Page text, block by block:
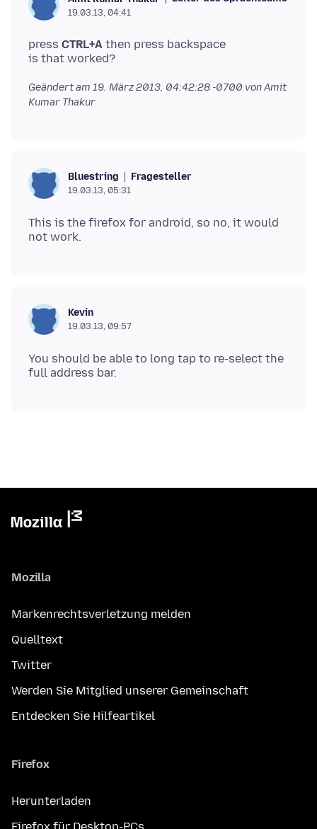
19.03.13, 04:41
press CTRL+A then press backspace
Geändert am 19. März 2013, 04:42:28 -0700 von Amit
Kumar Thakur
Bluestring Fragesteller
19.03.13, 05:31
This is the firefox for android, so no, it would
Kevin
19.03.13, 09:57
You should be able to long tap to re-select the
Mozilla
Markenrechtsverletzung melden
Quelltext
Twitter
Werden Sie Mitglied unserer Gemeinschaft
Entdecken Sie Hilfeartikel
Firefox
Herunterladen